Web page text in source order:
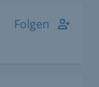
Folgen